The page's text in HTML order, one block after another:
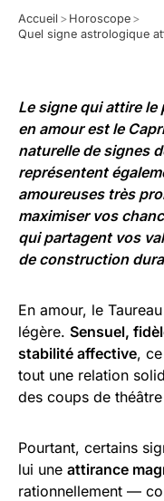
Accueil > Horoscope >
Quel signe astrologique
Le signe qui attire
en amour est le
naturelle de signes
représentent
amoureuses très
maximiser vos
qui partagent vos
de construction
En amour, le
légère. Sensuel,
stabilité affective,
tout une relation
des coups de
Pourtant, certains
lui une attirance
rationnellement —